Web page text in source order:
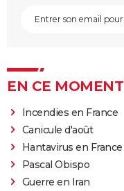
EN CE MOMENT
Incendies en France
Canicule d'août
Hantavirus en France
Pascal Obispo
Guerre en Iran